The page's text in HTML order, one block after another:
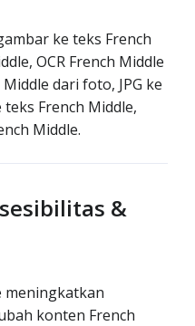
ke teks French
OCR French Middle
dari foto, JPG ke
French Middle,
Middle.
&
meningkatkan
konten French